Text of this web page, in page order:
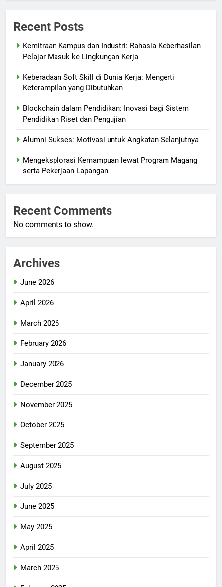
Recent Posts
Kemitraan Kampus dan Industri: Rahasia Keberhasilan
Pelajar Masuk ke Lingkungan Kerja
Keberadaan Soft Skill di Dunia Kerja: Mengerti
Keterampilan yang Dibutuhkan
Blockchain dalam Pendidikan: Inovasi bagi Sistem
Pendidikan Riset dan Pengujian
Alumni Sukses: Motivasi untuk Angkatan Selanjutnya
Mengeksplorasi Kemampuan lewat Program Magang
serta Pekerjaan Lapangan
Recent Comments
No comments to show.
Archives
June 2026
April 2026
March 2026
February 2026
January 2026
December 2025
November 2025
October 2025
September 2025
August 2025
July 2025
June 2025
May 2025
April 2025
March 2025